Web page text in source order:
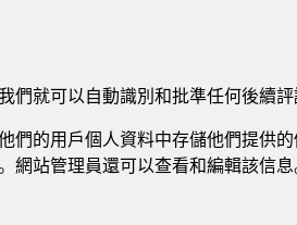
就可以自動識別和批準任何後續評
們的用戶個人資料中存儲他們提供
站管理員還可以查看和編輯該信息